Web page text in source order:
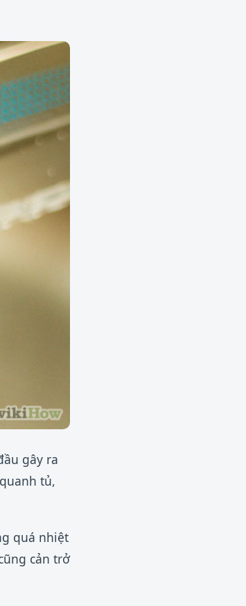
gây ra
tủ,
quá nhiệt
cản trở